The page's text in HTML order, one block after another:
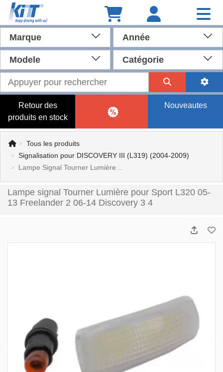
Marque Année
Modele Catégorie
Retour des
produits en stock
Nouveautes
Tous les produits
Signalisation pour DISCOVERY III (L319) (2004-2009)
Lampe Signal Tourner Lumière ..
Lampe signal Tourner Lumière pour Sport L320 05-
13 Freelander 2 06-14 Discovery 3 4